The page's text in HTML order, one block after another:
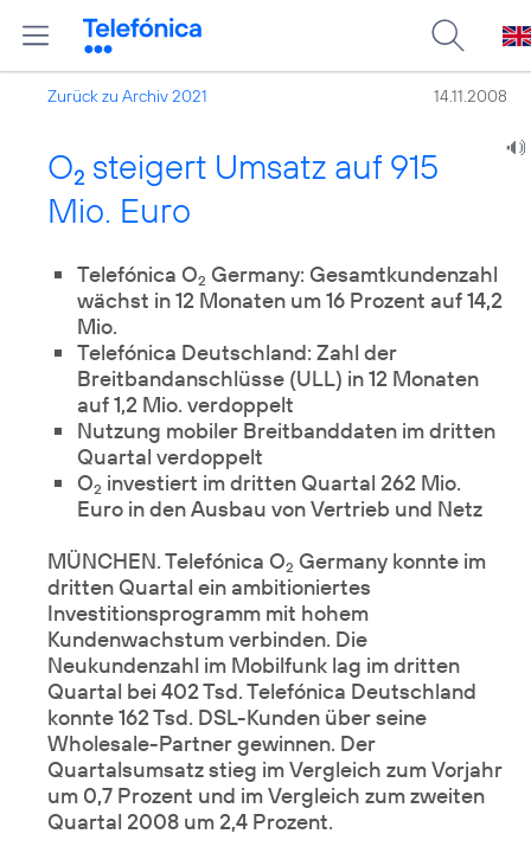
Zurück zu Archiv 2021 14.11.2008
O2 steigert Umsatz auf 915
Mio. Euro
Telefónica O2 Germany: Gesamtkundenzahl
wächst in 12 Monaten um 16 Prozent auf 14,2
Mio.
Telefónica Deutschland: Zahl der
Breitbandanschlüsse (ULL) in 12 Monaten
auf 1,2 Mio. verdoppelt
Nutzung mobiler Breitbanddaten im dritten
Quartal verdoppelt
O2 investiert im dritten Quartal 262 Mio.
Euro in den Ausbau von Vertrieb und Netz
MÜNCHEN. Telefónica O2 Germany konnte im
dritten Quartal ein ambitioniertes
Investitionsprogramm mit hohem
Kundenwachstum verbinden. Die
Neukundenzahl im Mobilfunk lag im dritten
Quartal bei 402 Tsd. Telefónica Deutschland
konnte 162 Tsd. DSL-Kunden über seine
Wholesale-Partner gewinnen. Der
Quartalsumsatz stieg im Vergleich zum Vorjahr
um 0,7 Prozent und im Vergleich zum zweiten
Quartal 2008 um 2,4 Prozent.